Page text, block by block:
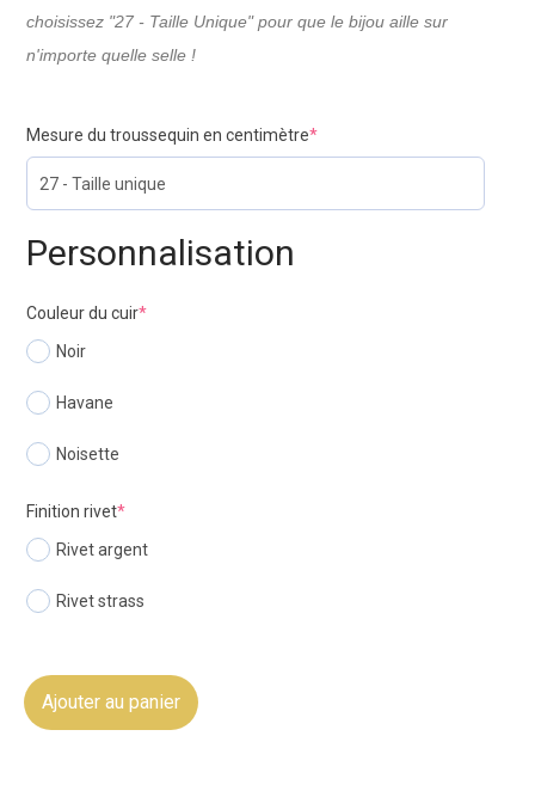
choisissez "27 - Taille Unique" pour que le bijou aille sur
n'importe quelle selle !
Mesure du troussequin en centimètre*
Personnalisation
Couleur du cuir*
Noir
Havane
Noisette
Finition rivet*
Rivet argent
Rivet strass
Ajouter au panier